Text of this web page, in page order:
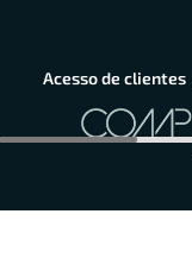
Acesso de clientes